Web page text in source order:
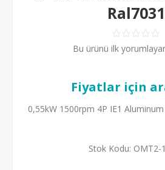
Ral7031
Bu ürünü ilk
Fiyatlar için
0,55kW 1500rpm 4P IE1
Stok Kodu: OMT2-